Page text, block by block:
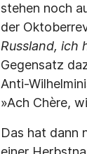
stehen noch
der
Russland, ich
Gegensatz
Anti-
»Ach Chère,
Das hat dann